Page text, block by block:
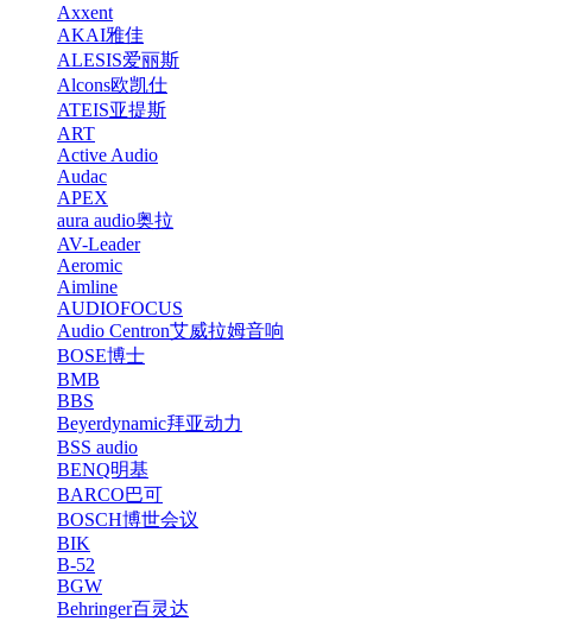
Axxent
AKAI雅佳
ALESIS爱丽斯
Alcons欧凯仕
ATEIS亚提斯
ART
Active Audio
Audac
APEX
aura audio奥拉
AV-Leader
Aeromic
Aimline
AUDIOFOCUS
Audio Centron艾威拉姆音响
BOSE博士
BMB
BBS
Beyerdynamic拜亚动力
BSS audio
BENQ明基
BARCO巴可
BOSCH博世会议
BIK
B-52
BGW
Behringer百灵达